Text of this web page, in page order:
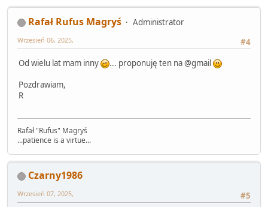
Rafał Rufus Magryś
Administrator
#4
Wrzesień 06, 2025,
Od wielu lat mam inny
... proponuję ten na @gmail
Pozdrawiam,
R
Rafał "Rufus" Magryś
...patience is a virtue...
Czarny1986
#5
Wrzesień 07, 2025,